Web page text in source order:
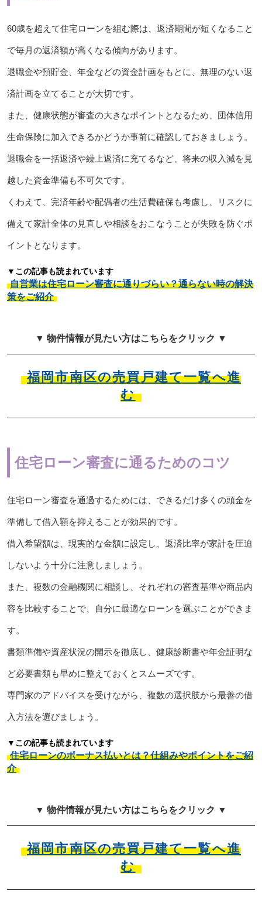
60歳を超えて住宅ローンを組む際は、返済期間が短くなること
で毎月の返済額が高くなる傾向があります。
退職金や預貯金、年金などの資金計画をもとに、無理のない返
済計画を立てることが大切です。
また、健康状態が審査の大きなポイントとなるため、団体信用
生命保険に加入できるかどうか事前に確認しておきましょう。
退職金を一括返済や繰上返済に充てるなど、将来の収入減を見
越した資金準備も不可欠です。
くわえて、完済年齢や配偶者の生活費確保も考慮し、リスクに
備えて家計全体の見直しや相談をおこなうことが失敗を防ぐポ
イントとなります。
▼この記事も読まれています
自営業は住宅ローン審査に通りづらい？通らない時の解決
策をご紹介
▼ 物件情報が見たい方はこちらをクリック ▼
福岡市南区の売買戸建て一覧へ進
む
住宅ローン審査に通るためのコツ
住宅ローン審査を通過するためには、できるだけ多くの頭金を
準備して借入額を抑えることが効果的です。
借入希望額は、現実的な金額に設定し、返済比率が家計を圧迫
しないよう十分に注意しましょう。
また、複数の金融機関に相談し、それぞれの審査基準や商品内
容を比較することで、自分に最適なローンを選ぶことができま
す。
書類準備や資産状況の開示を徹底し、健康診断書や年金証明な
ど必要書類も早めに整えておくとスムーズです。
専門家のアドバイスを受けながら、複数の選択肢から最善の借
入方法を選びましょう。
▼この記事も読まれています
住宅ローンのボーナス払いとは？仕組みやポイントをご紹
介
▼ 物件情報が見たい方はこちらをクリック ▼
福岡市南区の売買戸建て一覧へ進
む